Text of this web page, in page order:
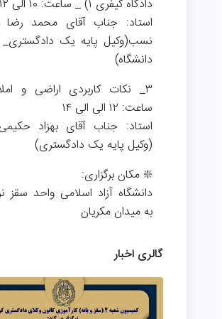
دادگاه کیفری ۱) _ ساعت: ۱۰ الی ۱۲
استاد: جناب آقای محمد
نسب(وکیل پایه یک دادگستری_
دانشگاه)
۳_ نکات کاربردی اراضی و
ساعت: ۱۲ الی الی ۱۴
استاد: جناب آقای بهزاد
(وکیل پایه یک دادگستری)
❇️ مکان برگزاری:
دانشگاه آزاد اسلامی واحد سقز
به میدان مکریان
گالری اخبار